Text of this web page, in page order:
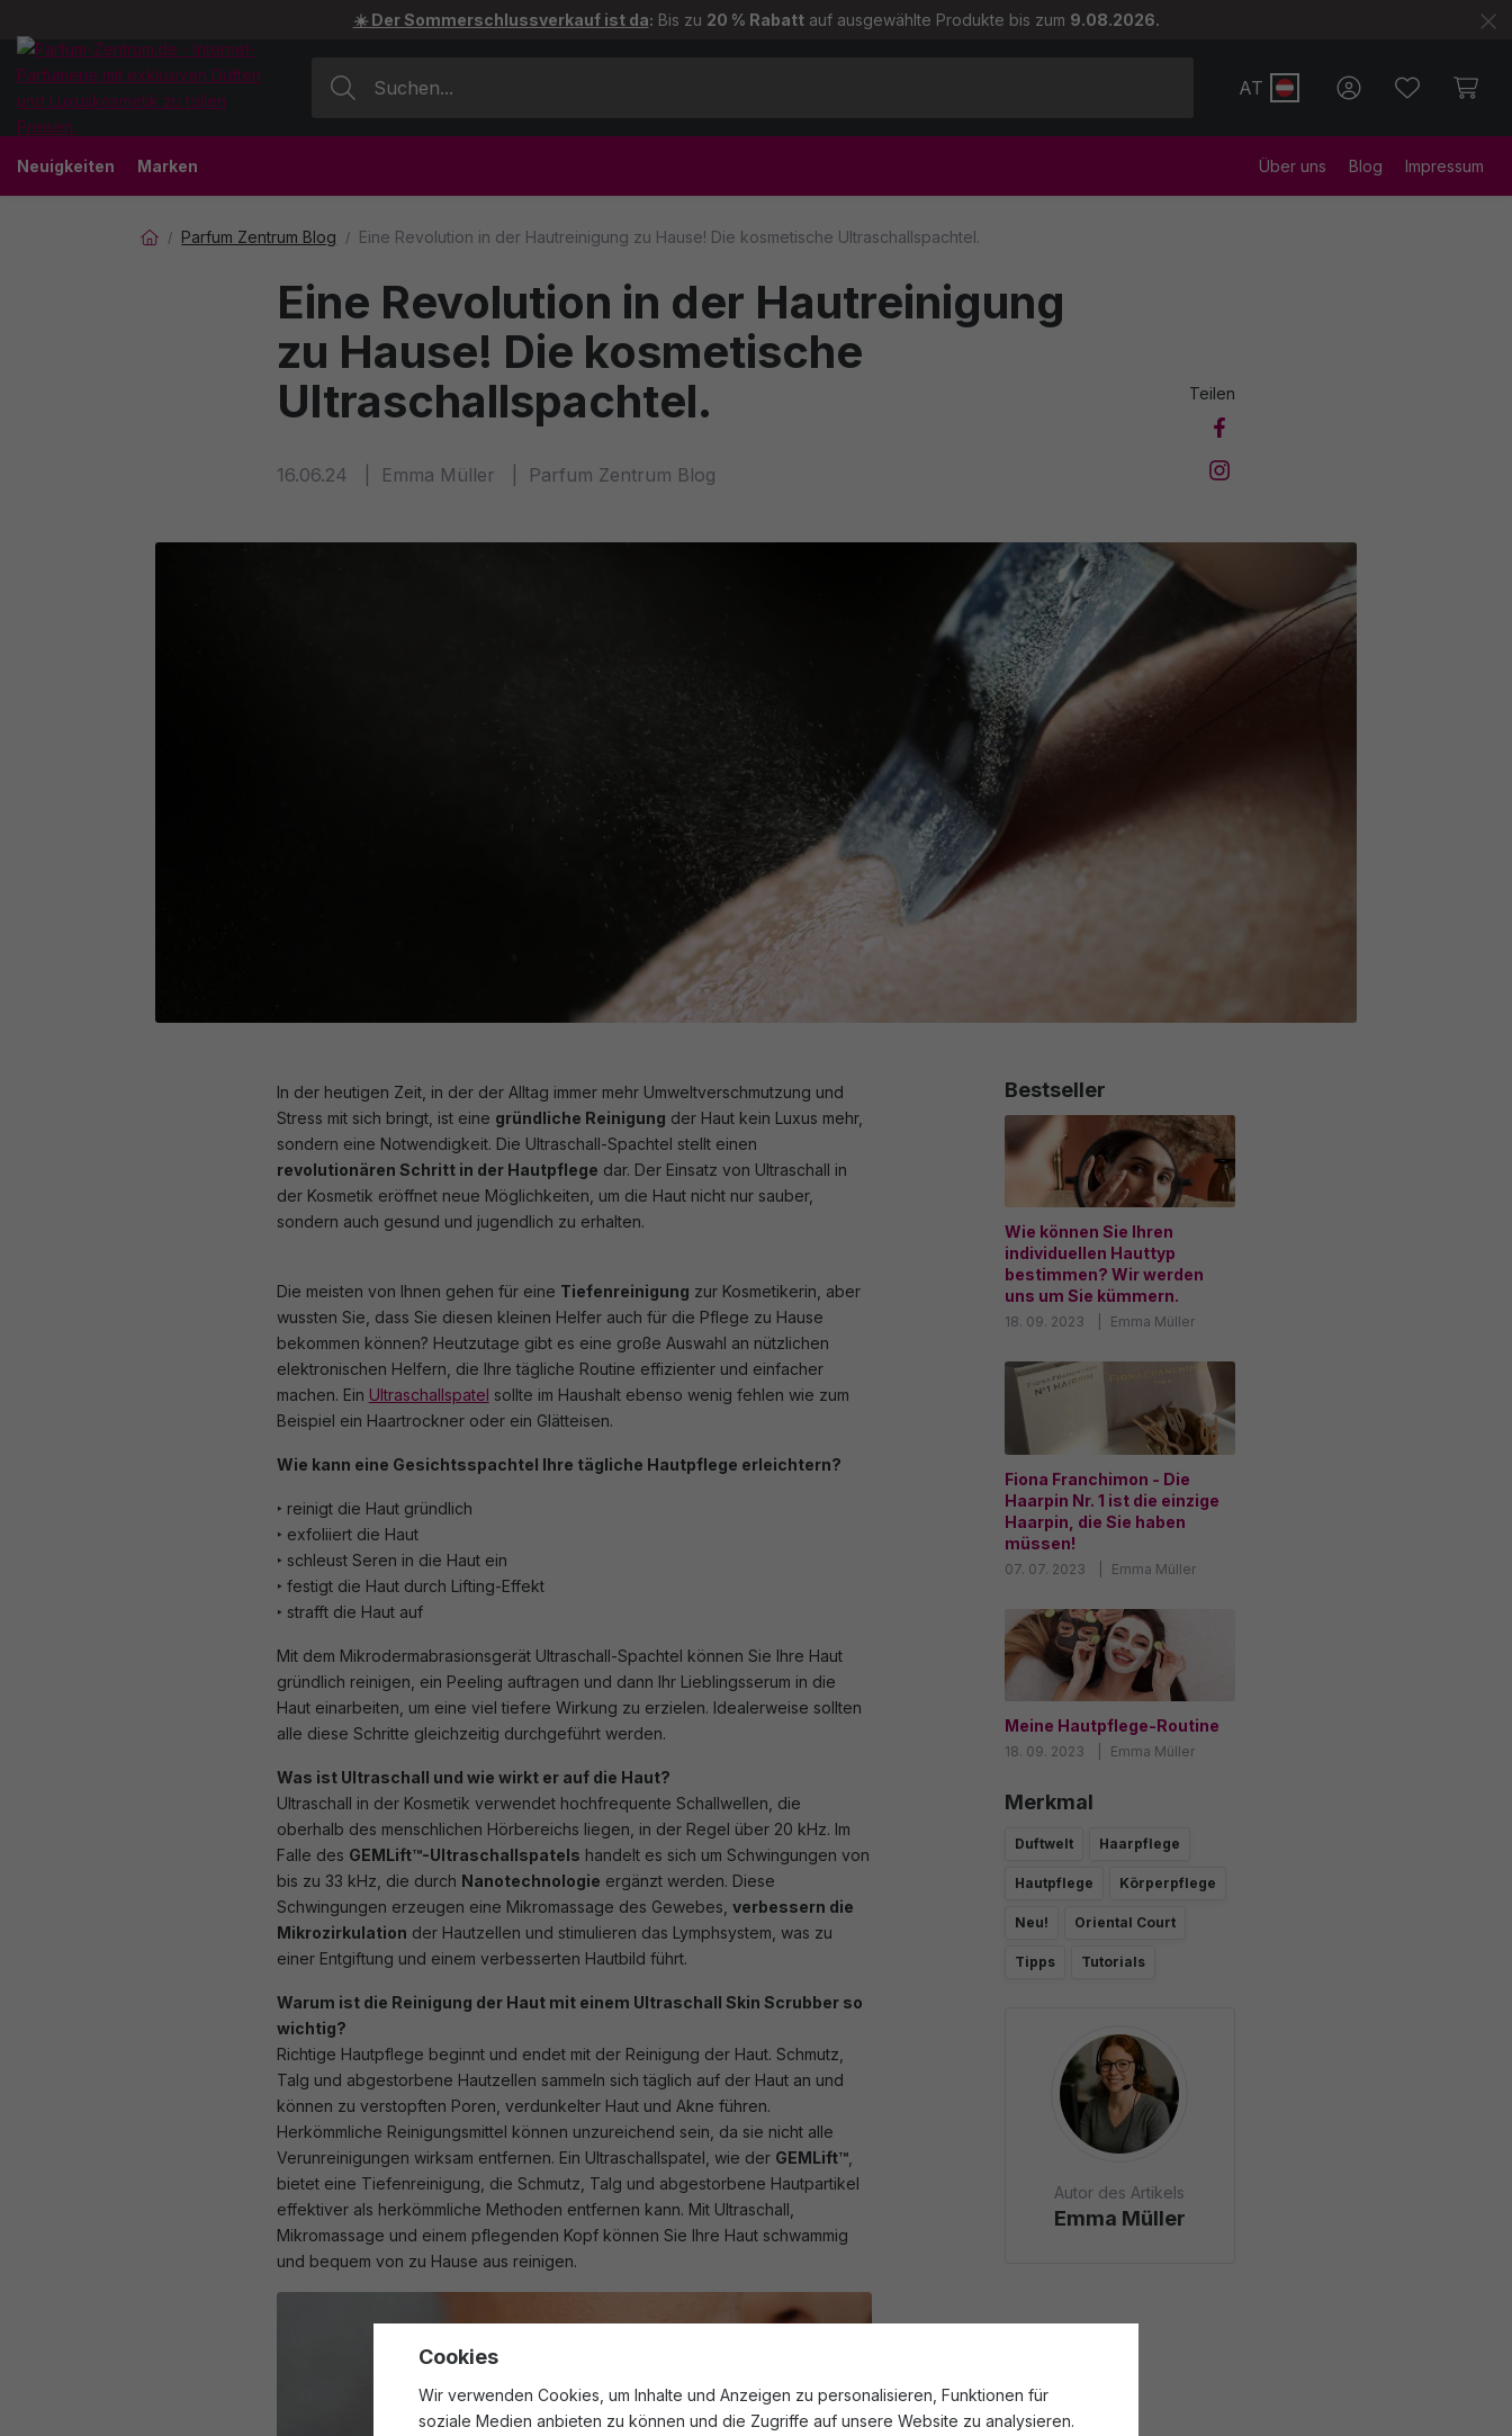
☀️ Der Sommerschlussverkauf ist da: Bis zu 20 % Rabattauf ausgewählte Produkte bis zum 9.08.2026.
AT
Neuigkeiten Marken
Artdeco Omorovicza Swiss Arabian
und viele weitere Marken...
Über uns Blog Impressum
Parfum Zentrum Blog Eine Revolution in der Hautreinigung zu Hause! Die kosmetische Ultraschallspachtel.
Eine Revolution in der Hautreinigung
zu Hause! Die kosmetische
Ultraschallspachtel.
16.06.24 Emma Müller Parfum Zentrum Blog
Teilen
In der heutigen Zeit, in der der Alltag immer mehr Umweltverschmutzung und
Stress mit sich bringt, ist eine gründliche Reinigung der Haut kein Luxus mehr,
sondern eine Notwendigkeit. Die Ultraschall-Spachtel stellt einen
revolutionären Schritt in der Hautpflege dar. Der Einsatz von Ultraschall in
der Kosmetik eröffnet neue Möglichkeiten, um die Haut nicht nur sauber,
sondern auch gesund und jugendlich zu erhalten.
Die meisten von Ihnen gehen für eine Tiefenreinigung zur Kosmetikerin, aber
wussten Sie, dass Sie diesen kleinen Helfer auch für die Pflege zu Hause
bekommen können? Heutzutage gibt es eine große Auswahl an nützlichen
elektronischen Helfern, die Ihre tägliche Routine effizienter und einfacher
machen. Ein Ultraschallspatel sollte im Haushalt ebenso wenig fehlen wie zum
Beispiel ein Haartrockner oder ein Glätteisen.
Wie kann eine Gesichtsspachtel Ihre tägliche Hautpflege erleichtern?
‣ reinigt die Haut gründlich
‣ exfoliiert die Haut
‣ schleust Seren in die Haut ein
‣ festigt die Haut durch Lifting-Effekt
‣ strafft die Haut auf
Mit dem Mikrodermabrasionsgerät Ultraschall-Spachtel können Sie Ihre Haut
gründlich reinigen, ein Peeling auftragen und dann Ihr Lieblingsserum in die
Haut einarbeiten, um eine viel tiefere Wirkung zu erzielen. Idealerweise sollten
alle diese Schritte gleichzeitig durchgeführt werden.
Was ist Ultraschall und wie wirkt er auf die Haut?
Ultraschall in der Kosmetik verwendet hochfrequente Schallwellen, die
oberhalb des menschlichen Hörbereichs liegen, in der Regel über 20 kHz. Im
Falle des GEMLift™-Ultraschallspatels handelt es sich um Schwingungen von
bis zu 33 kHz, die durch Nanotechnologie ergänzt werden. Diese
Schwingungen erzeugen eine Mikromassage des Gewebes, verbessern die
Mikrozirkulation der Hautzellen und stimulieren das Lymphsystem, was zu
einer Entgiftung und einem verbesserten Hautbild führt.
Warum ist die Reinigung der Haut mit einem Ultraschall Skin Scrubber so
wichtig?
Richtige Hautpflege beginnt und endet mit der Reinigung der Haut. Schmutz,
Talg und abgestorbene Hautzellen sammeln sich täglich auf der Haut an und
können zu verstopften Poren, verdunkelter Haut und Akne führen.
Herkömmliche Reinigungsmittel können unzureichend sein, da sie nicht alle
Verunreinigungen wirksam entfernen. Ein Ultraschallspatel, wie der GEMLift™,
bietet eine Tiefenreinigung, die Schmutz, Talg und abgestorbene Hautpartikel
effektiver als herkömmliche Methoden entfernen kann. Mit Ultraschall,
Mikromassage und einem pflegenden Kopf können Sie Ihre Haut schwammig
und bequem von zu Hause aus reinigen.
Bestseller
Wie können Sie Ihren
individuellen Hauttyp
bestimmen? Wir werden
uns um Sie kümmern.
18. 09. 2023 Emma Müller
Fiona Franchimon - Die
Haarpin Nr. 1 ist die einzige
Haarpin, die Sie haben
müssen!
07. 07. 2023 Emma Müller
Meine Hautpflege-Routine
18. 09. 2023 Emma Müller
Merkmal
Duftwelt Haarpflege
Hautpflege Körperpflege
Neu! Oriental Court
Tipps Tutorials
Autor des Artikels
Emma Müller
Cookies
Wir verwenden Cookies, um Inhalte und Anzeigen zu personalisieren, Funktionen für
soziale Medien anbieten zu können und die Zugriffe auf unsere Website zu analysieren.